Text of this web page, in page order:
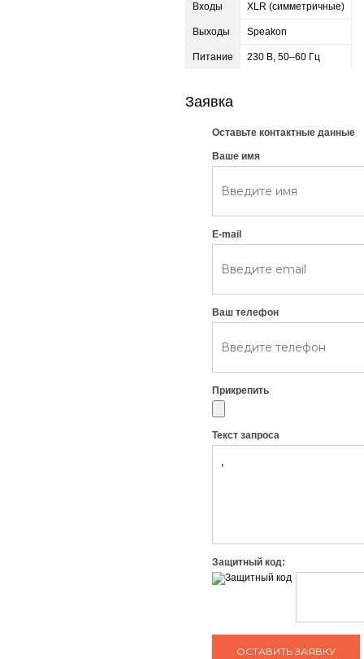
Входы XLR (симметричные)
Выходы Speakon
Питание 230 В, 50–60 Гц
Заявка
Оставьте контактные данные
Ваше имя
E-mail
Ваш телефон
Прикрепить
Текст запроса
Защитный код: